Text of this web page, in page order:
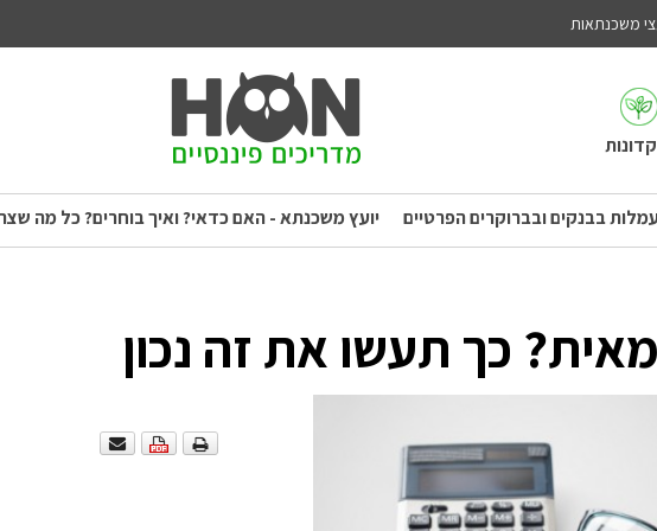
משכנתאות
בבנקים ובברוקרים הפרטיים יועץ משכנתא - האם כדאי? ואיך בוחרים? כל מה
כך תעשו את זה נכון